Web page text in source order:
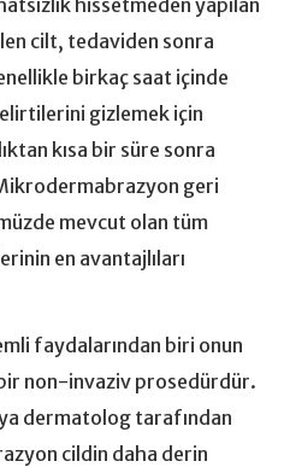
cilt, tedaviden sonra
birkaç saat içinde
gizlemek için
kısa bir süre sonra
geri
mevcut olan tüm
en avantajlıları
faydalarından biri onun
non-invaziv prosedürdür.
dermatolog tarafından
cildin daha derin